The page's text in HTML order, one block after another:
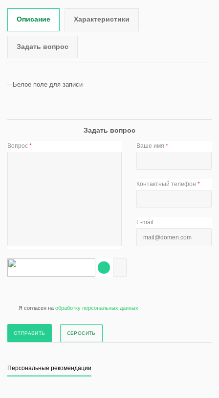
Описание Характеристики
Задать вопрос
– Белое поле для записи
Задать вопрос
Вопрос * Ваше имя*
Контактный телефон*
E-mail
Я согласен на обработку персональных данных
СБРОСИТЬ
Персональные рекомендации